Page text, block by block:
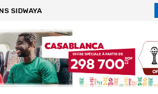
SIDWAYA